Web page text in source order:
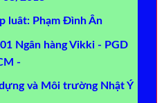
luât: Phạm Đình Ân
Ngân hàng Vikki - PGD
-
và Môi trường Nhật Ý